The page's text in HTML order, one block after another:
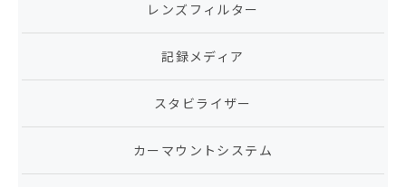
レンズフィルター
記録メディア
スタビライザー
カーマウントシステム